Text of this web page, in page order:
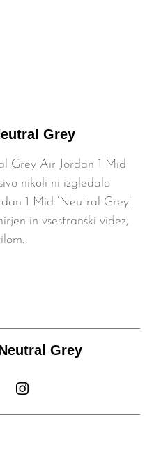
Grey
Grey Air Jordan 1 Mid
nikoli ni izgledalo
1 Mid ‘Neutral Grey’.
in vsestranski videz,
Grey